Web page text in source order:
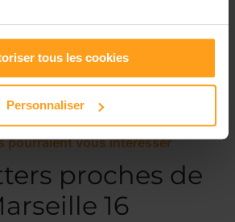
tous les cookies
Personnaliser
pourraient vous intéresser
proches de
16